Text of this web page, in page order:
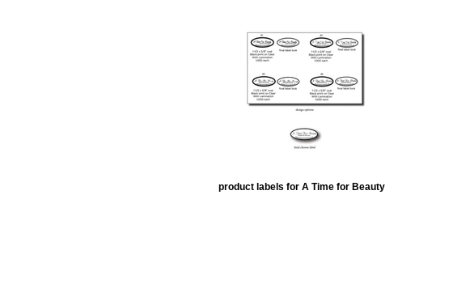
product labels for A Time for Beauty